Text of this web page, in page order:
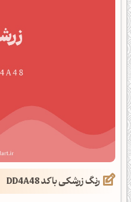
رنگ زرشکی با کد DD4A48